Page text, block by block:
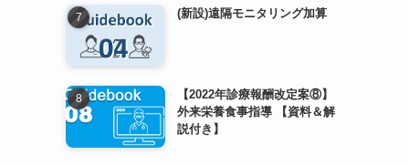
(新設)遠隔モニタリング加算
【2022年診療報酬改定案⑧】
外来栄養食事指導 【資料＆解
説付き】